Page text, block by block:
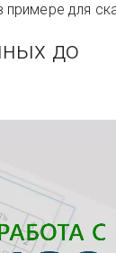
для
до